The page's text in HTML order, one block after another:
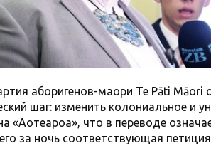
аборигенов-маори Te Pāti Māori
шаг: изменить колониальное и
«Аотеароа», что в переводе
за ночь соответствующая